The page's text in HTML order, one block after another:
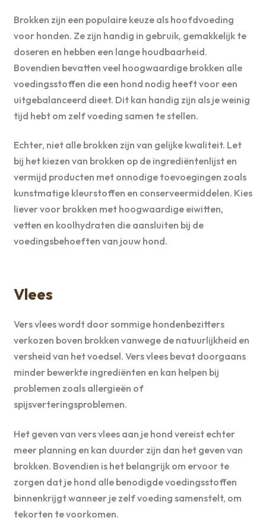
Brokken zijn een populaire keuze als hoofdvoeding
voor honden. Ze zijn handig in gebruik, gemakkelijk te
doseren en hebben een lange houdbaarheid.
Bovendien bevatten veel hoogwaardige brokken alle
voedingsstoffen die een hond nodig heeft voor een
uitgebalanceerd dieet. Dit kan handig zijn als je weinig
tijd hebt om zelf voeding samen te stellen.
Echter, niet alle brokken zijn van gelijke kwaliteit. Let
bij het kiezen van brokken op de ingrediëntenlijst en
vermijd producten met onnodige toevoegingen zoals
kunstmatige kleurstoffen en conserveermiddelen. Kies
liever voor brokken met hoogwaardige eiwitten,
vetten en koolhydraten die aansluiten bij de
voedingsbehoeften van jouw hond.
Vlees
Vers vlees wordt door sommige hondenbezitters
verkozen boven brokken vanwege de natuurlijkheid en
versheid van het voedsel. Vers vlees bevat doorgaans
minder bewerkte ingrediënten en kan helpen bij
problemen zoals allergieën of
spijsverteringsproblemen.
Het geven van vers vlees aan je hond vereist echter
meer planning en kan duurder zijn dan het geven van
brokken. Bovendien is het belangrijk om ervoor te
zorgen dat je hond alle benodigde voedingsstoffen
binnenkrijgt wanneer je zelf voeding samenstelt, om
tekorten te voorkomen.